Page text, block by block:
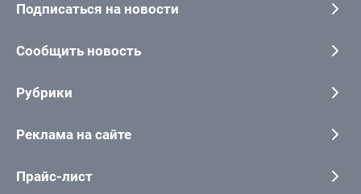
Подписаться на новости
Сообщить новость
Рубрики
Реклама на сайте
Прайс-лист